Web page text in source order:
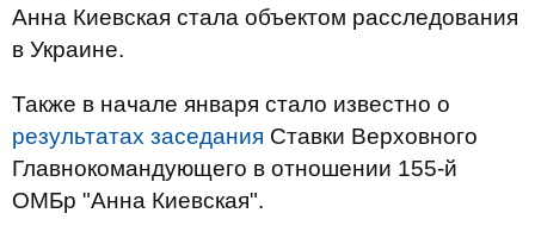
Анна Киевская стала объектом расследования
в Украине.
Также в начале января стало известно о
результатах заседания Ставки Верховного
Главнокомандующего в отношении 155-й
ОМБр "Анна Киевская".